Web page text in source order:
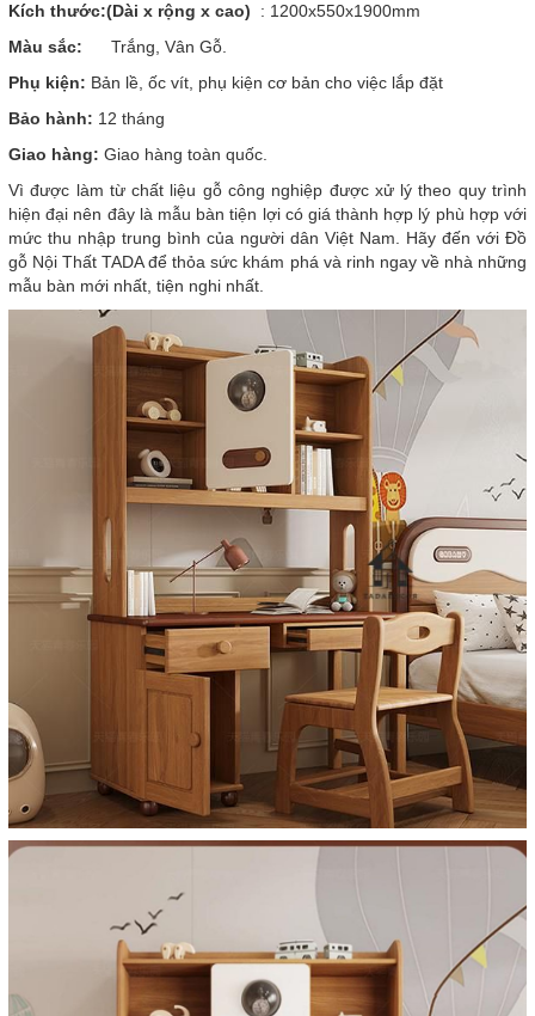
Kích thước:(Dài x rộng x cao)
: 1200x550x1900mm
Màu sắc:
Trắng, Vân Gỗ.
Phụ kiện: Bản lề, ốc vít, phụ kiện cơ bản cho việc lắp đặt
Bảo hành: 12 tháng
Giao hàng: Giao hàng toàn quốc.
Vì được làm từ chất liệu gỗ công nghiệp được xử lý theo quy trình
hiện đại nên đây là mẫu bàn tiện lợi có giá thành hợp lý phù hợp với
mức thu nhập trung bình của người dân Việt Nam. Hãy đến với Đồ
gỗ Nội Thất TADA để thỏa sức khám phá và rinh ngay về nhà những
mẫu bàn mới nhất, tiện nghi nhất.